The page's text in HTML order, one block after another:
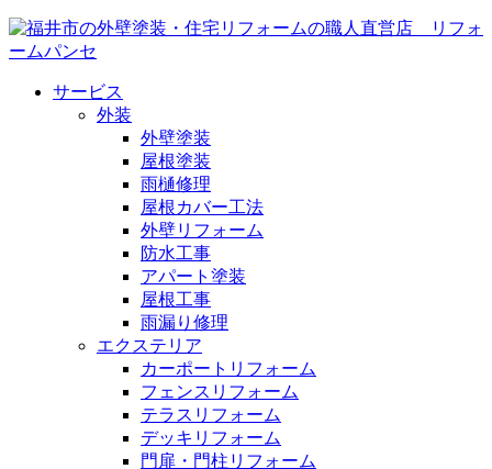
サービス
外装
外壁塗装
屋根塗装
雨樋修理
屋根カバー工法
外壁リフォーム
防水工事
アパート塗装
屋根工事
雨漏り修理
エクステリア
カーポートリフォーム
フェンスリフォーム
テラスリフォーム
デッキリフォーム
門扉・門柱リフォーム